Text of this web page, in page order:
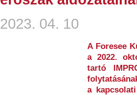
2023. 04. 10
A Foresee
a 2022.
tartó
a